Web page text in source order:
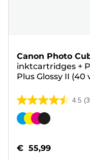
Canon Photo
inktcartridges +
Plus Glossy II
4.5
4.5
van
sterren.
Kleurencartridge
€ 55,99